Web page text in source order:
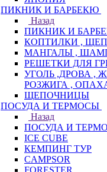
ПИКНИК И БАРБЕКЮ
Назад
ПИКНИК И
КОПТИЛКИ ,
МАНГАЛЫ ,
РЕШЕТКИ ДЛЯ
УГОЛЬ ,ДРОВА ,
РОЗЖИГА ,
ЩЕПОЧНИЦЫ
ПОСУДА И ТЕРМОСЫ
Назад
ПОСУДА И
ICE CUBE
КЕМПИНГ ТУР
CAMPSOR
FORESTER